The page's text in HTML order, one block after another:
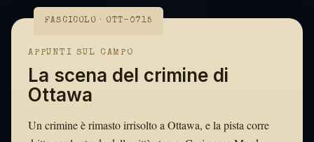
FASCICOLO · OTT-0715
APPUNTI SUL CAMPO
La scena del crimine di
Ottawa
Un crimine è rimasto irrisolto a Ottawa, e la pista corre